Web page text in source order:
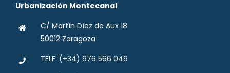
Urbanización Montecanal
C/ Martín Díez de Aux 18
50012 Zaragoza
TELF: (+34) 976 566 049